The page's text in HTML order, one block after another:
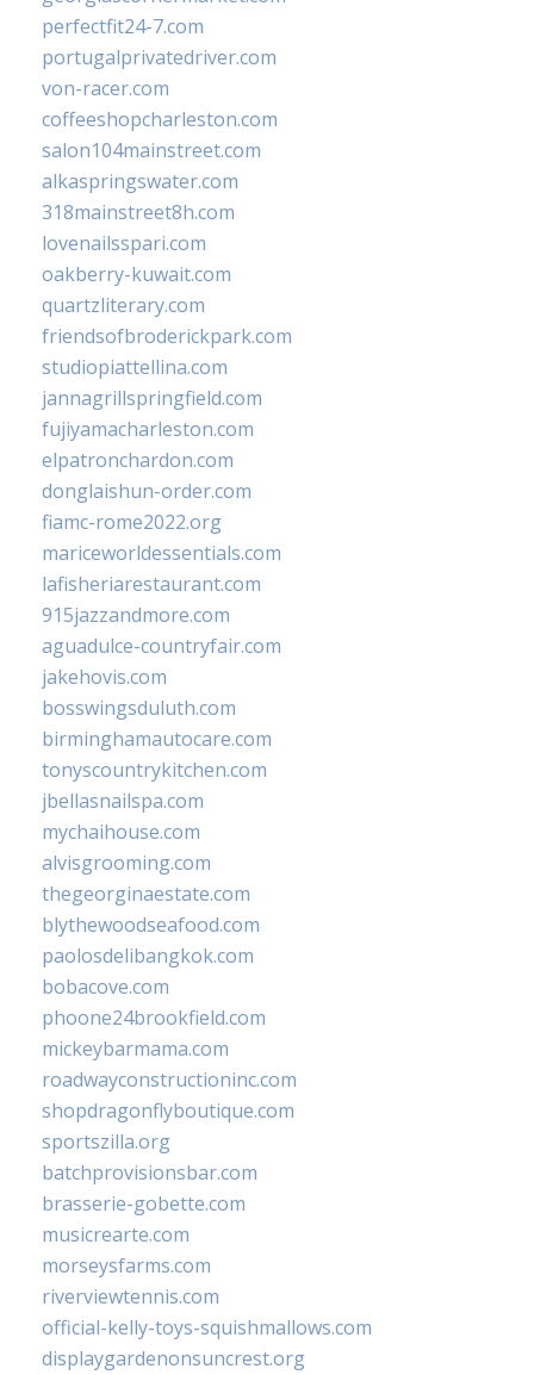
perfectfit24-7.com
portugalprivatedriver.com
von-racer.com
coffeeshopcharleston.com
salon104mainstreet.com
alkaspringswater.com
318mainstreet8h.com
lovenailsspari.com
oakberry-kuwait.com
quartzliterary.com
friendsofbroderickpark.com
studiopiattellina.com
jannagrillspringfield.com
fujiyamacharleston.com
elpatronchardon.com
donglaishun-order.com
fiamc-rome2022.org
mariceworldessentials.com
lafisheriarestaurant.com
915jazzandmore.com
aguadulce-countryfair.com
jakehovis.com
bosswingsduluth.com
birminghamautocare.com
tonyscountrykitchen.com
jbellasnailspa.com
mychaihouse.com
alvisgrooming.com
thegeorginaestate.com
blythewoodseafood.com
paolosdelibangkok.com
bobacove.com
phoone24brookfield.com
mickeybarmama.com
roadwayconstructioninc.com
shopdragonflyboutique.com
sportszilla.org
batchprovisionsbar.com
brasserie-gobette.com
musicrearte.com
morseysfarms.com
riverviewtennis.com
official-kelly-toys-squishmallows.com
displaygardenonsuncrest.org